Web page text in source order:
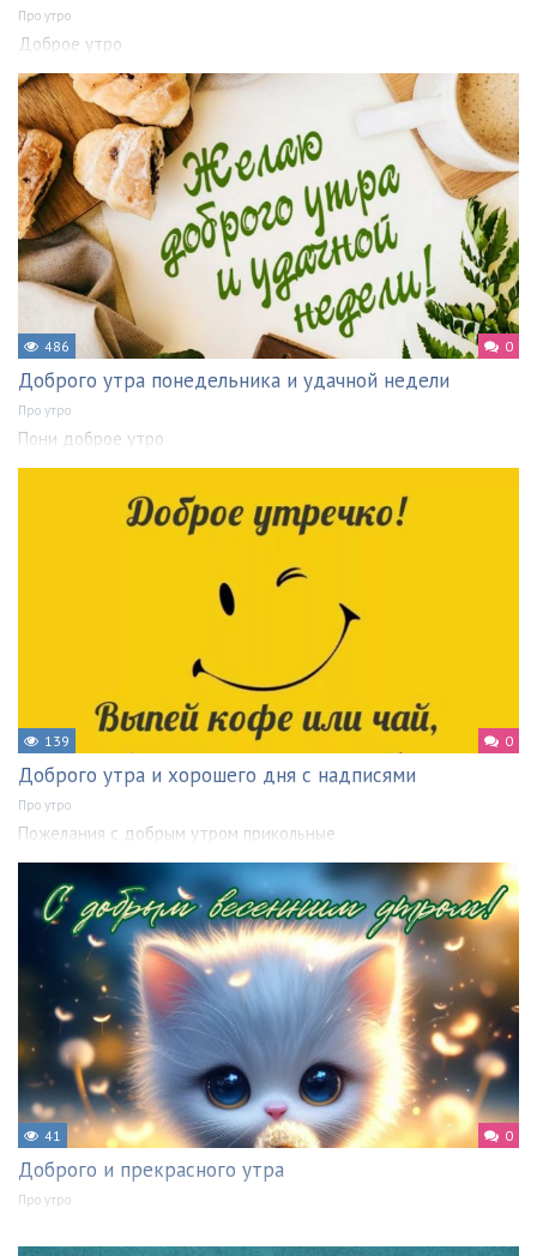
Про утро
Доброе утро
486 0
Доброго утра понедельника и удачной недели
Про утро
Пони доброе утро
139 0
Доброго утра и хорошего дня с надписями
Про утро
Пожелания с добрым утром прикольные
41 0
Доброго и прекрасного утра
Про утро